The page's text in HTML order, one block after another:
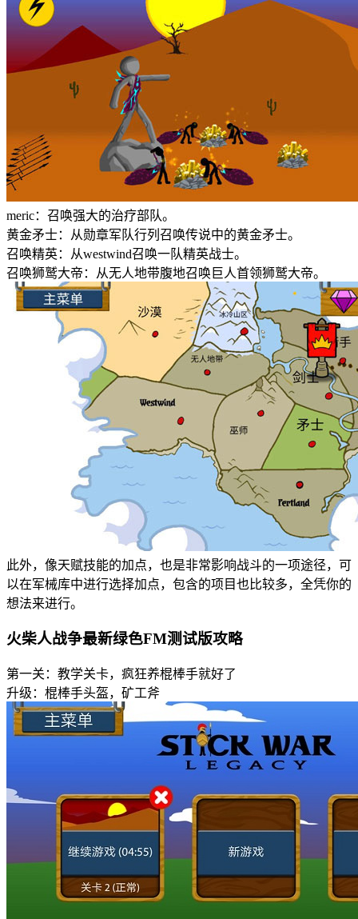
meric：召唤强大的治疗部队。
黄金矛士：从勋章军队行列召唤传说中的黄金矛士。
召唤精英：从westwind召唤一队精英战士。
召唤狮鹫大帝：从无人地带腹地召唤巨人首领狮鹫大帝。
此外，像天赋技能的加点，也是非常影响战斗的一项途径，可
以在军械库中进行选择加点，包含的项目也比较多，全凭你的
想法来进行。
火柴人战争最新绿色FM测试版攻略
第一关：教学关卡，疯狂养棍棒手就好了
升级：棍棒手头盔，矿工斧